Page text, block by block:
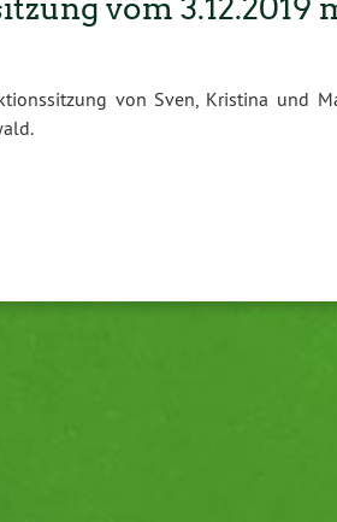
vom 3.12.2019
von Sven, Kristina und